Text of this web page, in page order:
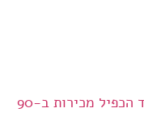
מהפכת ה-AI בשיווק: איך לקוח אחד הכפיל מכירות ב-90